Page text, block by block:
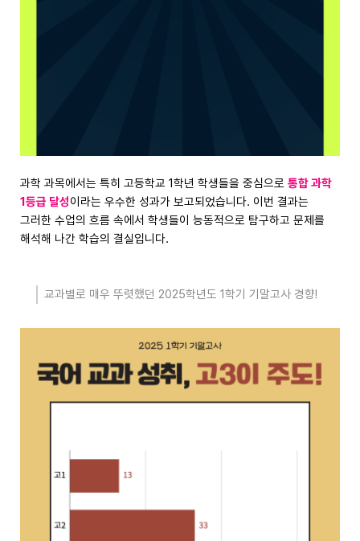
과학 과목에서는 특히 고등학교 1학년 학생들을 중심으로 통합 과학
1등급 달성이라는 우수한 성과가 보고되었습니다. 이번 결과는
그러한 수업의 흐름 속에서 학생들이 능동적으로 탐구하고 문제를
해석해 나간 학습의 결실입니다.
교과별로 매우 뚜렷했던 2025학년도 1학기 기말고사 경향!